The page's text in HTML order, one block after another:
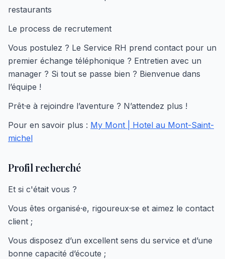
restaurants
Le process de recrutement
Vous postulez ? Le Service RH prend contact pour un
premier échange téléphonique ? Entretien avec un
manager ? Si tout se passe bien ? Bienvenue dans
l’équipe !
Prêt·e à rejoindre l’aventure ? N’attendez plus !
Pour en savoir plus : My Mont | Hotel au Mont-Saint-
michel
Profil recherché
Et si c'était vous ?
Vous êtes organisé·e, rigoureux·se et aimez le contact
client ;
Vous disposez d’un excellent sens du service et d’une
bonne capacité d’écoute ;